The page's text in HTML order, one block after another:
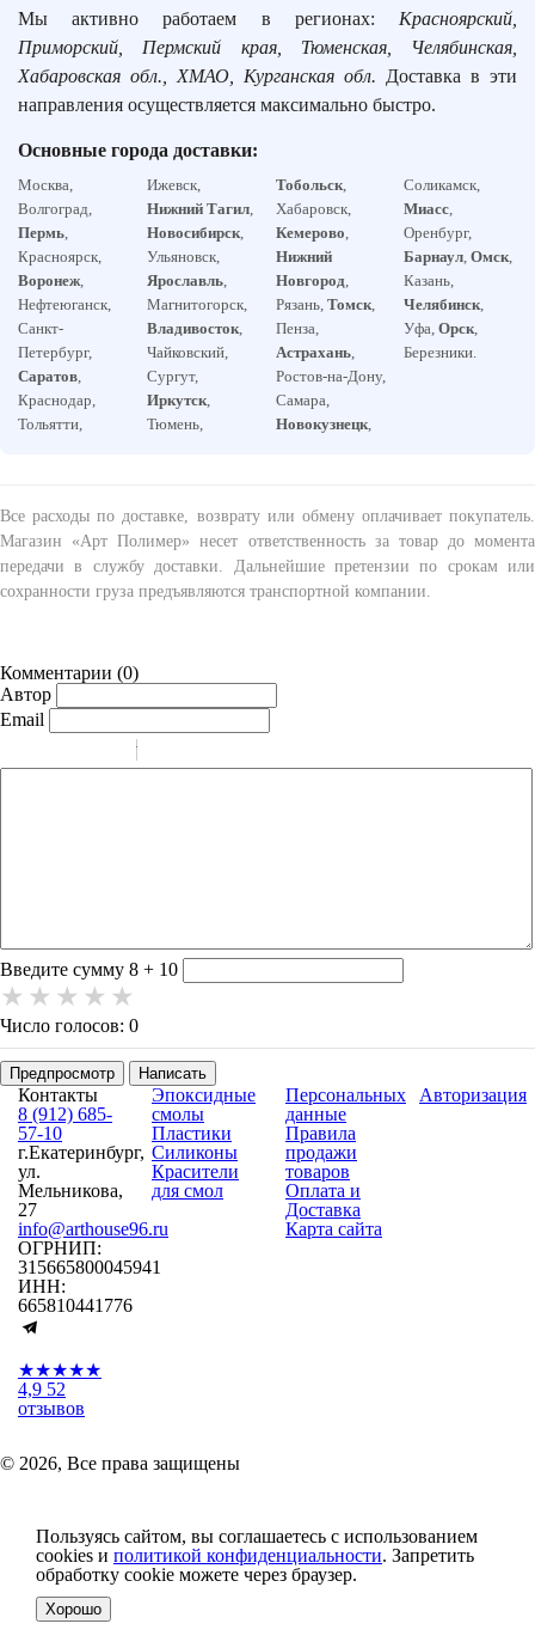
Мы активно работаем в регионах: Красноярский,
Приморский, Пермский края, Тюменская, Челябинская,
Хабаровская обл., ХМАО, Курганская обл. Доставка в эти
направления осуществляется максимально быстро.
Основные города доставки:
Москва,
Волгоград,
Пермь,
Красноярск,
Воронеж,
Нефтеюганск,
Санкт-
Петербург,
Саратов,
Краснодар,
Тольятти,
Ижевск,
Нижний Тагил,
Новосибирск,
Ульяновск,
Ярославль,
Магнитогорск,
Владивосток,
Чайковский,
Сургут,
Иркутск,
Тюмень,
Тобольск,
Хабаровск,
Кемерово,
Нижний
Новгород,
Рязань, Томск,
Пенза,
Астрахань,
Ростов-на-Дону,
Самара,
Новокузнецк,
Соликамск,
Миасс,
Оренбург,
Барнаул,Омск,
Казань,
Челябинск,
Уфа,Орск,
Березники.
Все расходы по доставке, возврату или обмену оплачивает покупатель.
Магазин «Арт Полимер» несет ответственность за товар до момента
передачи в службу доставки. Дальнейшие претензии по срокам или
сохранности груза предъявляются транспортной компании.
Комментарии (0)
Автор
Email
-
-
-
Введите сумму 8 + 10
Число голосов: 0
Предпросмотр Написать
Контакты
8 (912) 685-
57-10
г.Екатеринбург,
ул.
Мельникова,
27
info@arthouse96.ru
ОГРНИП:
315665800045941
ИНН:
665810441776
★★★★★
4,9 52
отзывов
Эпоксидные
смолы
Пластики
Силиконы
Красители
для смол
Персональных
данные
Правила
продажи
товаров
Оплата и
Доставка
Карта сайта
Авторизация
© 2026, Все права защищены
Пользуясь сайтом, вы соглашаетесь с использованием
cookies и политикой конфиденциальности. Запретить
обработку cookie можете через браузер.
Хорошо